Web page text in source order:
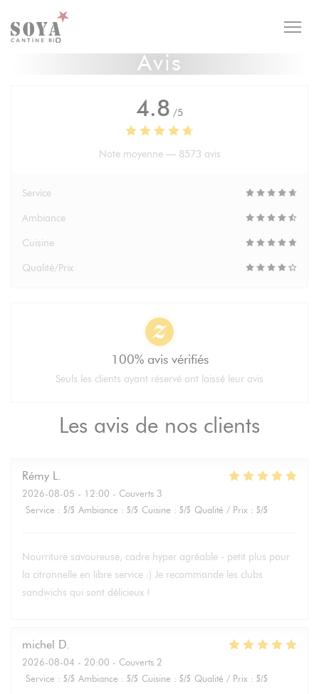
Personnalisation de vos choix en matière de cookies
Avis
Les avis de nos clients
Rémy L
2026-08-05 - 12:00 - Couverts 3
Service : 5/5 Ambiance : 5/5 Cuisine : 5/5 Qualité / Prix : 5/5
Nourriture savoureuse, cadre hyper agréable - petit plus pour
la citronnelle en libre service :) Je recommande les clubs
sandwichs qui sont délicieux !
michel D
2026-08-04 - 20:00 - Couverts 2
Service : 5/5 Ambiance : 5/5 Cuisine : 5/5 Qualité / Prix : 5/5
4.8 /5
Note moyenne — 8573 avis
Service
Ambiance
Cuisine
Qualité/Prix
100% avis vérifiés
Seuls les clients ayant réservé ont laissé leur avis